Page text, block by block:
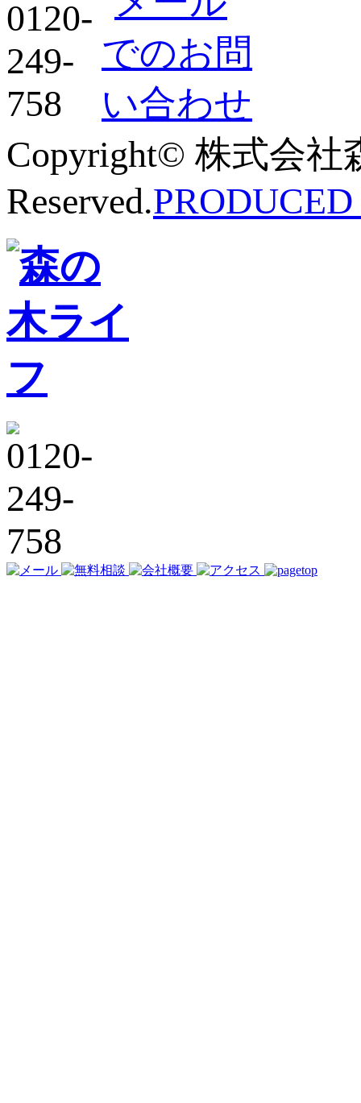
Copyright© 株式会社
Reserved.